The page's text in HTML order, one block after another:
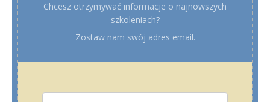
Chcesz otrzymywać informacje o najnowszych
szkoleniach?
Zostaw nam swój adres email.